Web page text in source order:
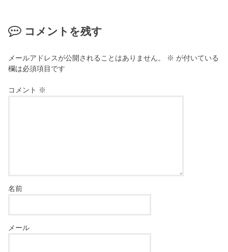
コメントを残す
メールアドレスが公開されることはありません。 ※ が付いている
欄は必須項目です
コメント ※
名前
メール